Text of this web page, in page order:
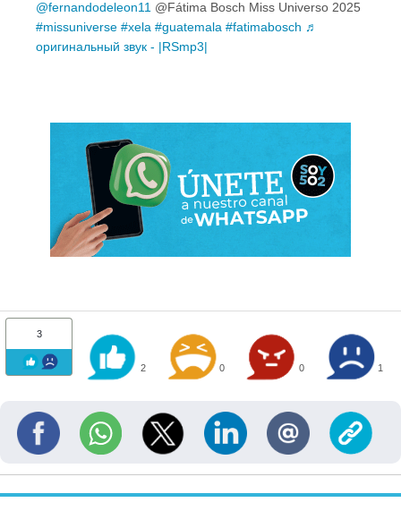
@fernandodeleon11 @Fátima Bosch Miss Universo 2025
#missuniverse #xela #guatemala #fatimabosch ♬
оригинальный звук - |RSmp3|
3
2 0 0 1